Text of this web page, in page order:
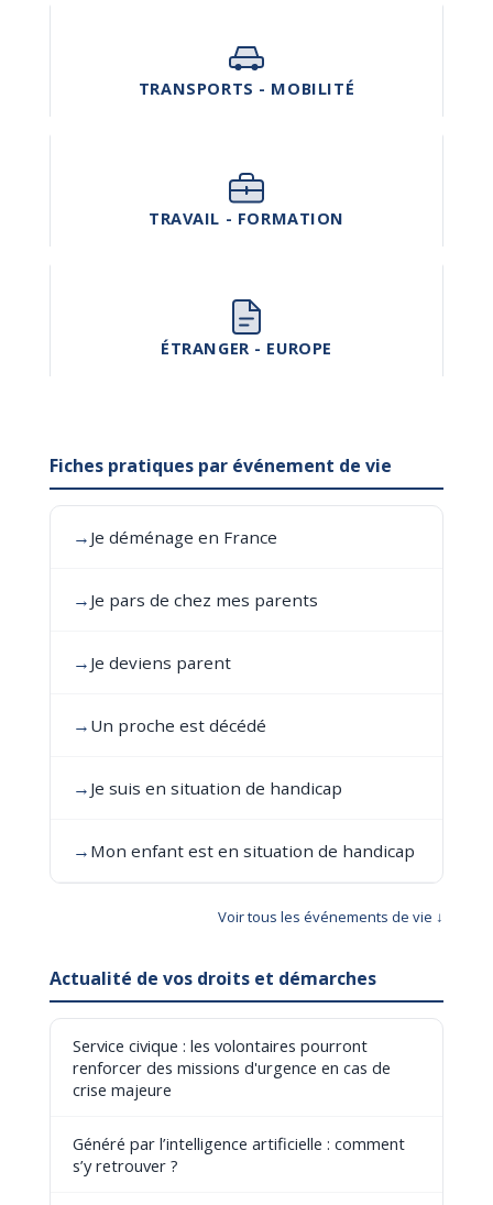
TRANSPORTS - MOBILITÉ
TRAVAIL - FORMATION
ÉTRANGER - EUROPE
Fiches pratiques par événement de vie
→ Je déménage en France
→ Je pars de chez mes parents
→ Je deviens parent
→ Un proche est décédé
→ Je suis en situation de handicap
→ Mon enfant est en situation de handicap
Voir tous les événements de vie ↓
Actualité de vos droits et démarches
Service civique : les volontaires pourront
renforcer des missions d'urgence en cas de
crise majeure
Généré par l’intelligence artificielle : comment
s’y retrouver ?